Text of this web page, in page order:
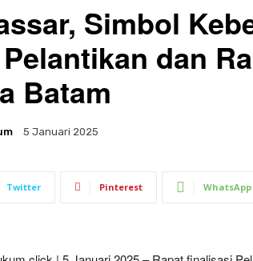
Simbol
dan
Batam
5 Januari 2025
Twitter Pinterest WhatsApp